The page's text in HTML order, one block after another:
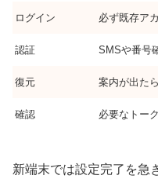
ログイン 必ず既存ア
認証 SMSや番号
復元 案内が出た
確認 必要なトー
新端末では設定完了を急